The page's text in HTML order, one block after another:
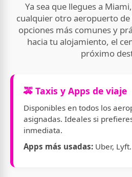
Ya sea que llegues a
cualquier otro aeropuerto de
opciones más comunes y
hacia tu alojamiento, el
próximo
🚕 Taxis y Apps de viaje
Disponibles en todos los
asignadas. Ideales si
inmediata.
Apps más usadas: Uber, Lyft.